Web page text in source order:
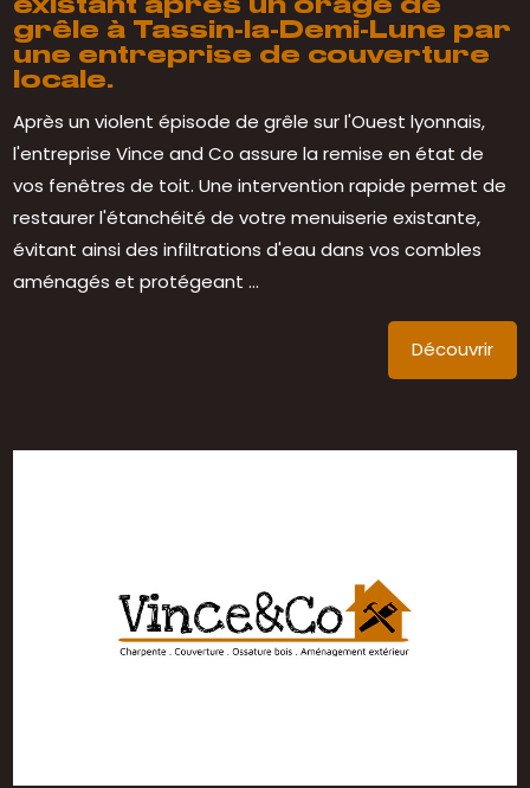
existant après un orage de
grêle à Tassin-la-Demi-Lune par
une entreprise de couverture
locale.
Après un violent épisode de grêle sur l'Ouest lyonnais,
l'entreprise Vince and Co assure la remise en état de
vos fenêtres de toit. Une intervention rapide permet de
restaurer l'étanchéité de votre menuiserie existante,
évitant ainsi des infiltrations d'eau dans vos combles
aménagés et protégeant ...
Découvrir